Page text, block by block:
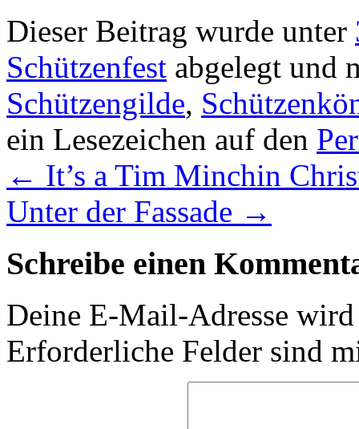
Dieser Beitrag wurde unter
Schützenfest abgelegt und
Schützengilde,
ein Lesezeichen auf den
← It’s a Tim Minchin
Unter der Fassade →
Schreibe einen
Deine E-Mail-Adresse
Erforderliche Felder sind